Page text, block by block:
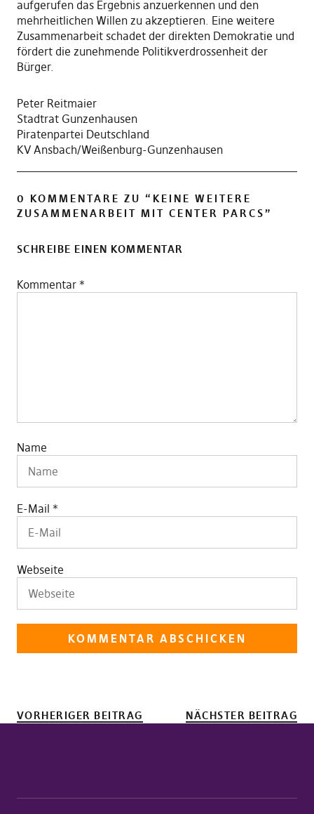
aufgerufen das Ergebnis anzuerkennen und den
mehrheitlichen Willen zu akzeptieren. Eine weitere
Zusammenarbeit schadet der direkten Demokratie und
fördert die zunehmende Politikverdrossenheit der
Bürger.
Peter Reitmaier
Stadtrat Gunzenhausen
Piratenpartei Deutschland
KV Ansbach/Weißenburg-Gunzenhausen
0 KOMMENTARE ZU “ KEINE WEITERE
ZUSAMMENARBEIT MIT CENTER PARCS”
SCHREIBE EINEN KOMMENTAR
Kommentar *
Name
E-Mail *
Webseite
VORHERIGER BEITRAG NÄCHSTER BEITRAG